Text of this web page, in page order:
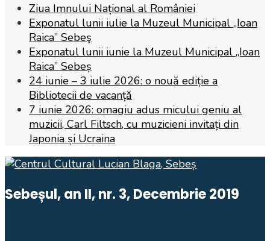
Ziua Imnului Național al României
Exponatul lunii iulie la Muzeul Municipal „Ioan
Raica” Sebeş
Exponatul lunii iunie la Muzeul Municipal „Ioan
Raica” Sebeș
24 iunie – 3 iulie 2026: o nouă ediție a
Bibliotecii de vacanță
7 iunie 2026: omagiu adus micului geniu al
muzicii, Carl Filtsch, cu muzicieni invitați din
Japonia și Ucraina
Sebeșul, an II, nr. 3, Decembrie 2019